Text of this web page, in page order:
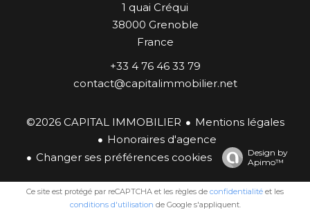
1 quai Créqui
38000 Grenoble
France
+33 4 76 46 33 79
contact@capitalimmobilier.net
©2026 CAPITAL IMMOBILIER
Mentions légales
Honoraires d'agence
Changer ses préférences cookies
Design by
Apimo™
Ce site est protégé par reCAPTCHA et les règles de confidentialité et les
conditions d'utilisation de Google s'appliquent.